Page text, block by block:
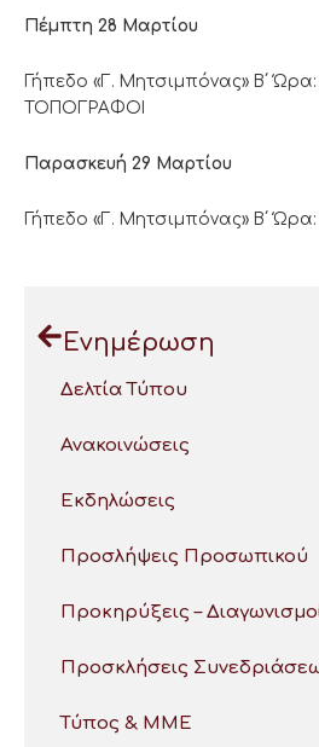
Πέμπτη 28 Μαρτίου
Γήπεδο «Γ. Μητσιμπόνας» Β΄ Ώρα:
ΤΟΠΟΓΡΑΦΟΙ
Παρασκευή 29 Μαρτίου
Γήπεδο «Γ. Μητσιμπόνας» Β΄
Ενημέρωση
Δελτία Τύπου
Ανακοινώσεις
Εκδηλώσεις
Προσλήψεις Προσωπικού
Προκηρύξεις –
Προσκλήσεις
Τύπος & ΜΜΕ